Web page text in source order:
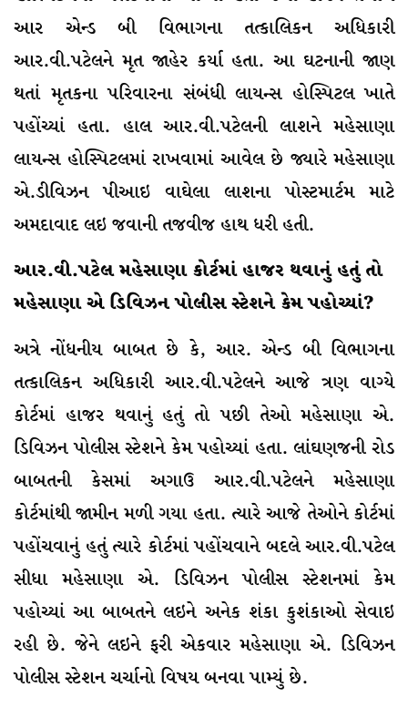
આર એન્ડ બી વિભાગના તત્કાલિકન અધિકારી
આર.વી.પટેલને મૃત જાહેર કર્યા હતા. આ ઘટનાની જાણ
થતાં મૃતકના પરિવારના સંબંધી લાયન્સ હોસ્પિટલ ખાતે
પહોંચ્યાં હતા. હાલ આર.વી.પટેલની લાશને મહેસાણા
લાયન્સ હોસ્પિટલમાં રાખવામાં આવેલ છે જ્યારે મહેસાણા
એ.ડીવિઝન પીઆઇ વાઘેલા લાશના પોસ્ટમાર્ટમ માટે
અમદાવાદ લઇ જવાની તજવીજ હાથ ધરી હતી.
આર.વી.પટેલ મહેસાણા કોર્ટમાં હાજર થવાનું હતું તો
મહેસાણા એ ડિવિઝન પોલીસ સ્ટેશને કેમ પહોચ્યાં?
અત્રે નોંધનીય બાબત છે કે, આર. એન્ડ બી વિભાગના
તત્કાલિકન અધિકારી આર.વી.પટેલને આજે ત્રણ વાગ્યે
કોર્ટમાં હાજર થવાનું હતું તો પછી તેઓ મહેસાણા એ.
ડિવિઝન પોલીસ સ્ટેશને કેમ પહોચ્યાં હતા. લાંઘણજની રોડ
બાબતની કેસમાં અગાઉ આર.વી.પટેલને મહેસાણા
કોર્ટમાંથી જામીન મળી ગયા હતા. ત્યારે આજે તેઓને કોર્ટમાં
પહોંચવાનું હતું ત્યારે કોર્ટમાં પહોંચવાને બદલે આર.વી.પટેલ
સીધા મહેસાણા એ. ડિવિઝન પોલીસ સ્ટેશનમાં કેમ
પહોચ્યાં આ બાબતને લઇને અનેક શંકા કુશંકાઓ સેવાઇ
રહી છે. જેને લઇને ફરી એકવાર મહેસાણા એ. ડિવિઝન
પોલીસ સ્ટેશન ચર્ચાનો વિષય બનવા પામ્યું છે.